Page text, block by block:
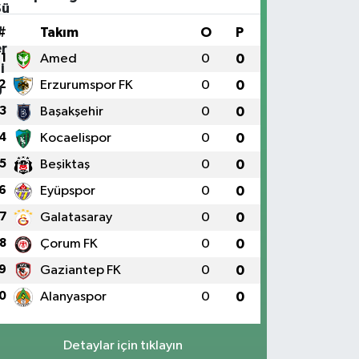
Takım O P
1 Amed 0 0
Erzurumspor FK 0 0
3 Başakşehir 0 0
Kocaelispor 0 0
5 Beşiktaş 0 0
Eyüpspor 0 0
7 Galatasaray 0 0
8 Çorum FK 0 0
Gaziantep FK 0 0
Alanyaspor 0 0
Detaylar için tıklayın